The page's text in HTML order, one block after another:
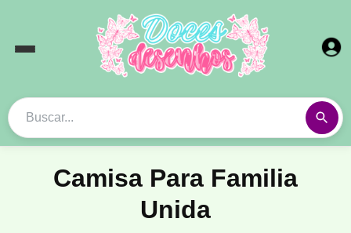
Camisa Para Familia
Unida